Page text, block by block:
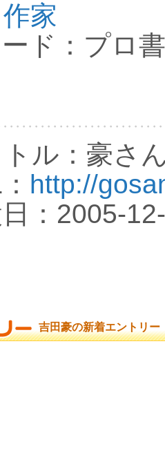
作家
ド：プロ
ル：豪さ
http://
：2005-
吉田豪の新着エントリー